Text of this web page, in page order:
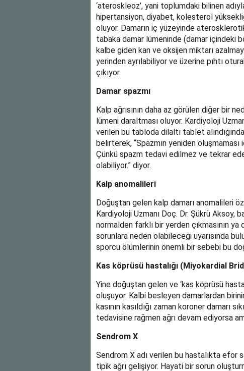
‘ateroskleoz’, yani toplumdaki bilinen
hipertansiyon, diyabet, kolesterol
oluyor. Damarın iç yüzeyinde
tabaka damar lümeninde (damar içindeki
kalbe giden kan ve oksijen miktarı
yerinden ayrılabiliyor ve üzerine pıhtı
çıkıyor.
Damar spazmı
Kalp ağrısının daha az görülen diğer bir
lümeni daraltması oluyor. Kardiyoloji
verilen bu tabloda dilaltı tablet
belirterek, “Spazmın yeniden oluşmaması
Çünkü spazm tedavi edilmez ve tekrar
olabiliyor.” diyor.
Kalp anomalileri
Doğuştan gelen kalp damarı anomalileri
Kardiyoloji Uzmanı Doç. Dr. Şükrü Aksoy,
normalden farklı bir yerden çıkmasının
sorunlara neden olabileceği uyarısında
sporcu ölümlerinin önemli bir sebebi bu
Kas köprüsü hastalığı (Miyokardial
Yine doğuştan gelen ve ‘kas köprüsü
oluşuyor. Kalbi besleyen damarlardan
kasının kasıldığı zaman koroner damarı
tedavisine rağmen ağrı devam ediyorsa
Sendrom X
Sendrom X adı verilen bu hastalıkta
tipik ağrı gelişiyor. Hayati bir sorun